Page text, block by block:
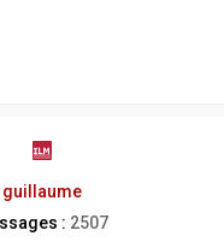
guillaume
: 2507